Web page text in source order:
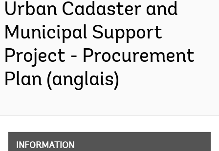
Urban Cadaster and
Municipal Support
Project - Procurement
Plan (anglais)
INFORMATION